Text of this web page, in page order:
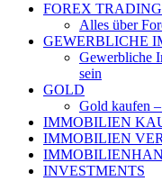
FOREX TRADING
Alles über
GEWERBLICHE
Gewerbliche
sein
GOLD
Gold kaufen
IMMOBILIEN
IMMOBILIEN
INVESTMENTS